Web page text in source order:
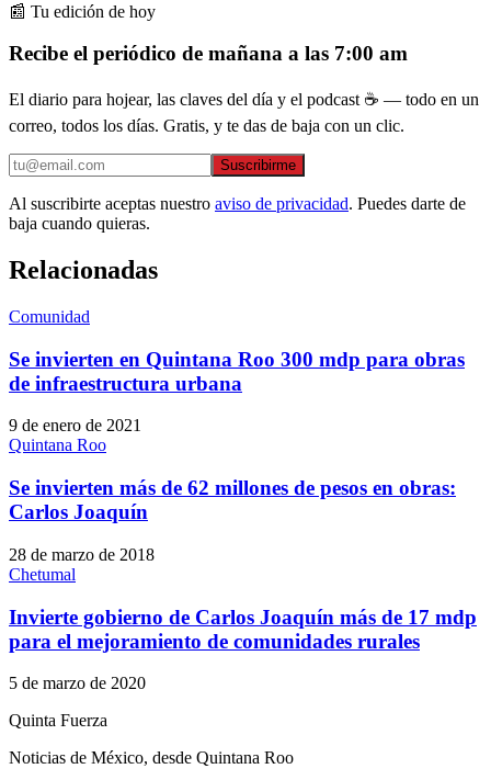
📰 Tu edición de hoy
Recibe el periódico de mañana a las 7:00 am
El diario para hojear, las claves del día y el podcast ☕ — todo en un
correo, todos los días. Gratis, y te das de baja con un clic.
Suscribirme
Al suscribirte aceptas nuestro aviso de privacidad. Puedes darte de
baja cuando quieras.
Relacionadas
Comunidad
Se invierten en Quintana Roo 300 mdp para obras
de infraestructura urbana
9 de enero de 2021
Quintana Roo
Se invierten más de 62 millones de pesos en obras:
Carlos Joaquín
28 de marzo de 2018
Chetumal
Invierte gobierno de Carlos Joaquín más de 17 mdp
para el mejoramiento de comunidades rurales
5 de marzo de 2020
Quinta Fuerza
Noticias de México, desde Quintana Roo